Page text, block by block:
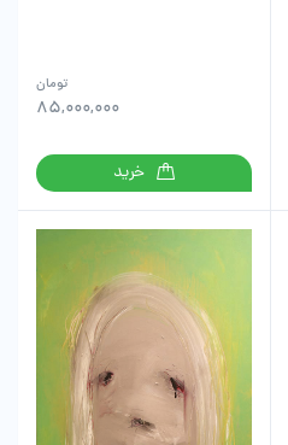
85,000,000
تومان
خرید